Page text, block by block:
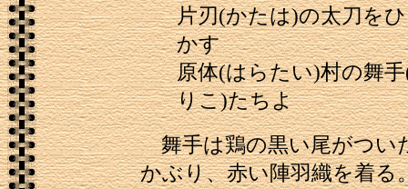
片刃(かたは)の太刀を
かす
原体(はらたい)村の舞
りこ)たちよ
舞手は鶏の黒い尾がつい
かぶり、赤い陣羽織を着る